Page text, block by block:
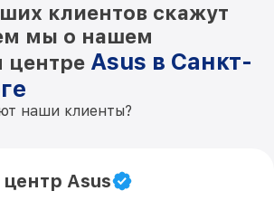
клиентов скажут
мы о нашем
центре Asus в Санкт-
наши клиенты?
Asus